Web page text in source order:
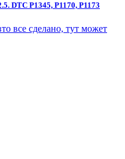
DTC P1345, P1170, P1173
все сделано, тут может